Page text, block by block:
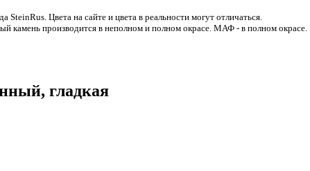
Цвета на сайте и цвета в реальности могут отличаться.
камень производится в неполном и полном окрасе. МАФ - в полном окрасе.
гладкая